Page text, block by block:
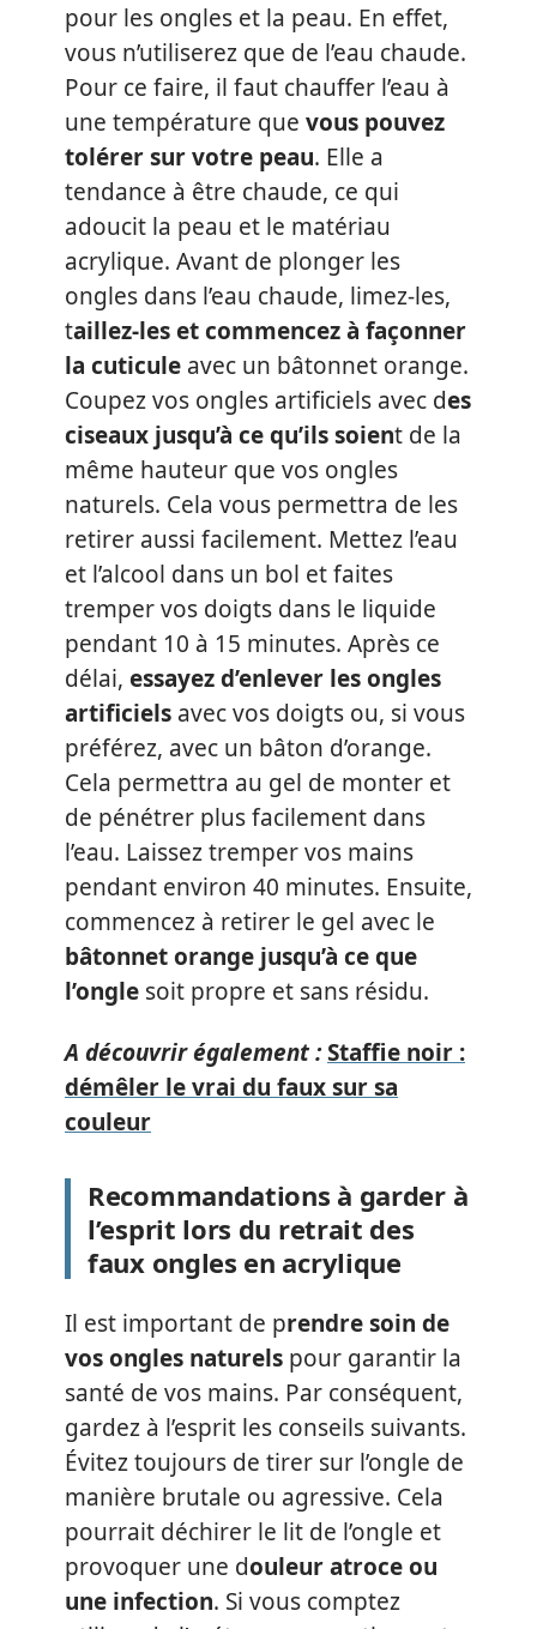
pour les ongles et la peau. En effet,
vous n’utiliserez que de l’eau chaude.
Pour ce faire, il faut chauffer l’eau à
une température que vous pouvez
tolérer sur votre peau. Elle a
tendance à être chaude, ce qui
adoucit la peau et le matériau
acrylique. Avant de plonger les
ongles dans l’eau chaude, limez-les,
taillez-les et commencez à façonner
la cuticule avec un bâtonnet orange.
Coupez vos ongles artificiels avec des
ciseaux jusqu’à ce qu’ils soient de la
même hauteur que vos ongles
naturels. Cela vous permettra de les
retirer aussi facilement. Mettez l’eau
et l’alcool dans un bol et faites
tremper vos doigts dans le liquide
pendant 10 à 15 minutes. Après ce
délai, essayez d’enlever les ongles
artificiels avec vos doigts ou, si vous
préférez, avec un bâton d’orange.
Cela permettra au gel de monter et
de pénétrer plus facilement dans
l’eau. Laissez tremper vos mains
pendant environ 40 minutes. Ensuite,
commencez à retirer le gel avec le
bâtonnet orange jusqu’à ce que
l’ongle soit propre et sans résidu.
A découvrir également :Staffie noir :
démêler le vrai du faux sur sa
couleur
Recommandations à garder à
l’esprit lors du retrait des
faux ongles en acrylique
Il est important de prendre soin de
vos ongles naturels pour garantir la
santé de vos mains. Par conséquent,
gardez à l’esprit les conseils suivants.
Évitez toujours de tirer sur l’ongle de
manière brutale ou agressive. Cela
pourrait déchirer le lit de l’ongle et
provoquer une douleur atroce ou
une infection. Si vous comptez